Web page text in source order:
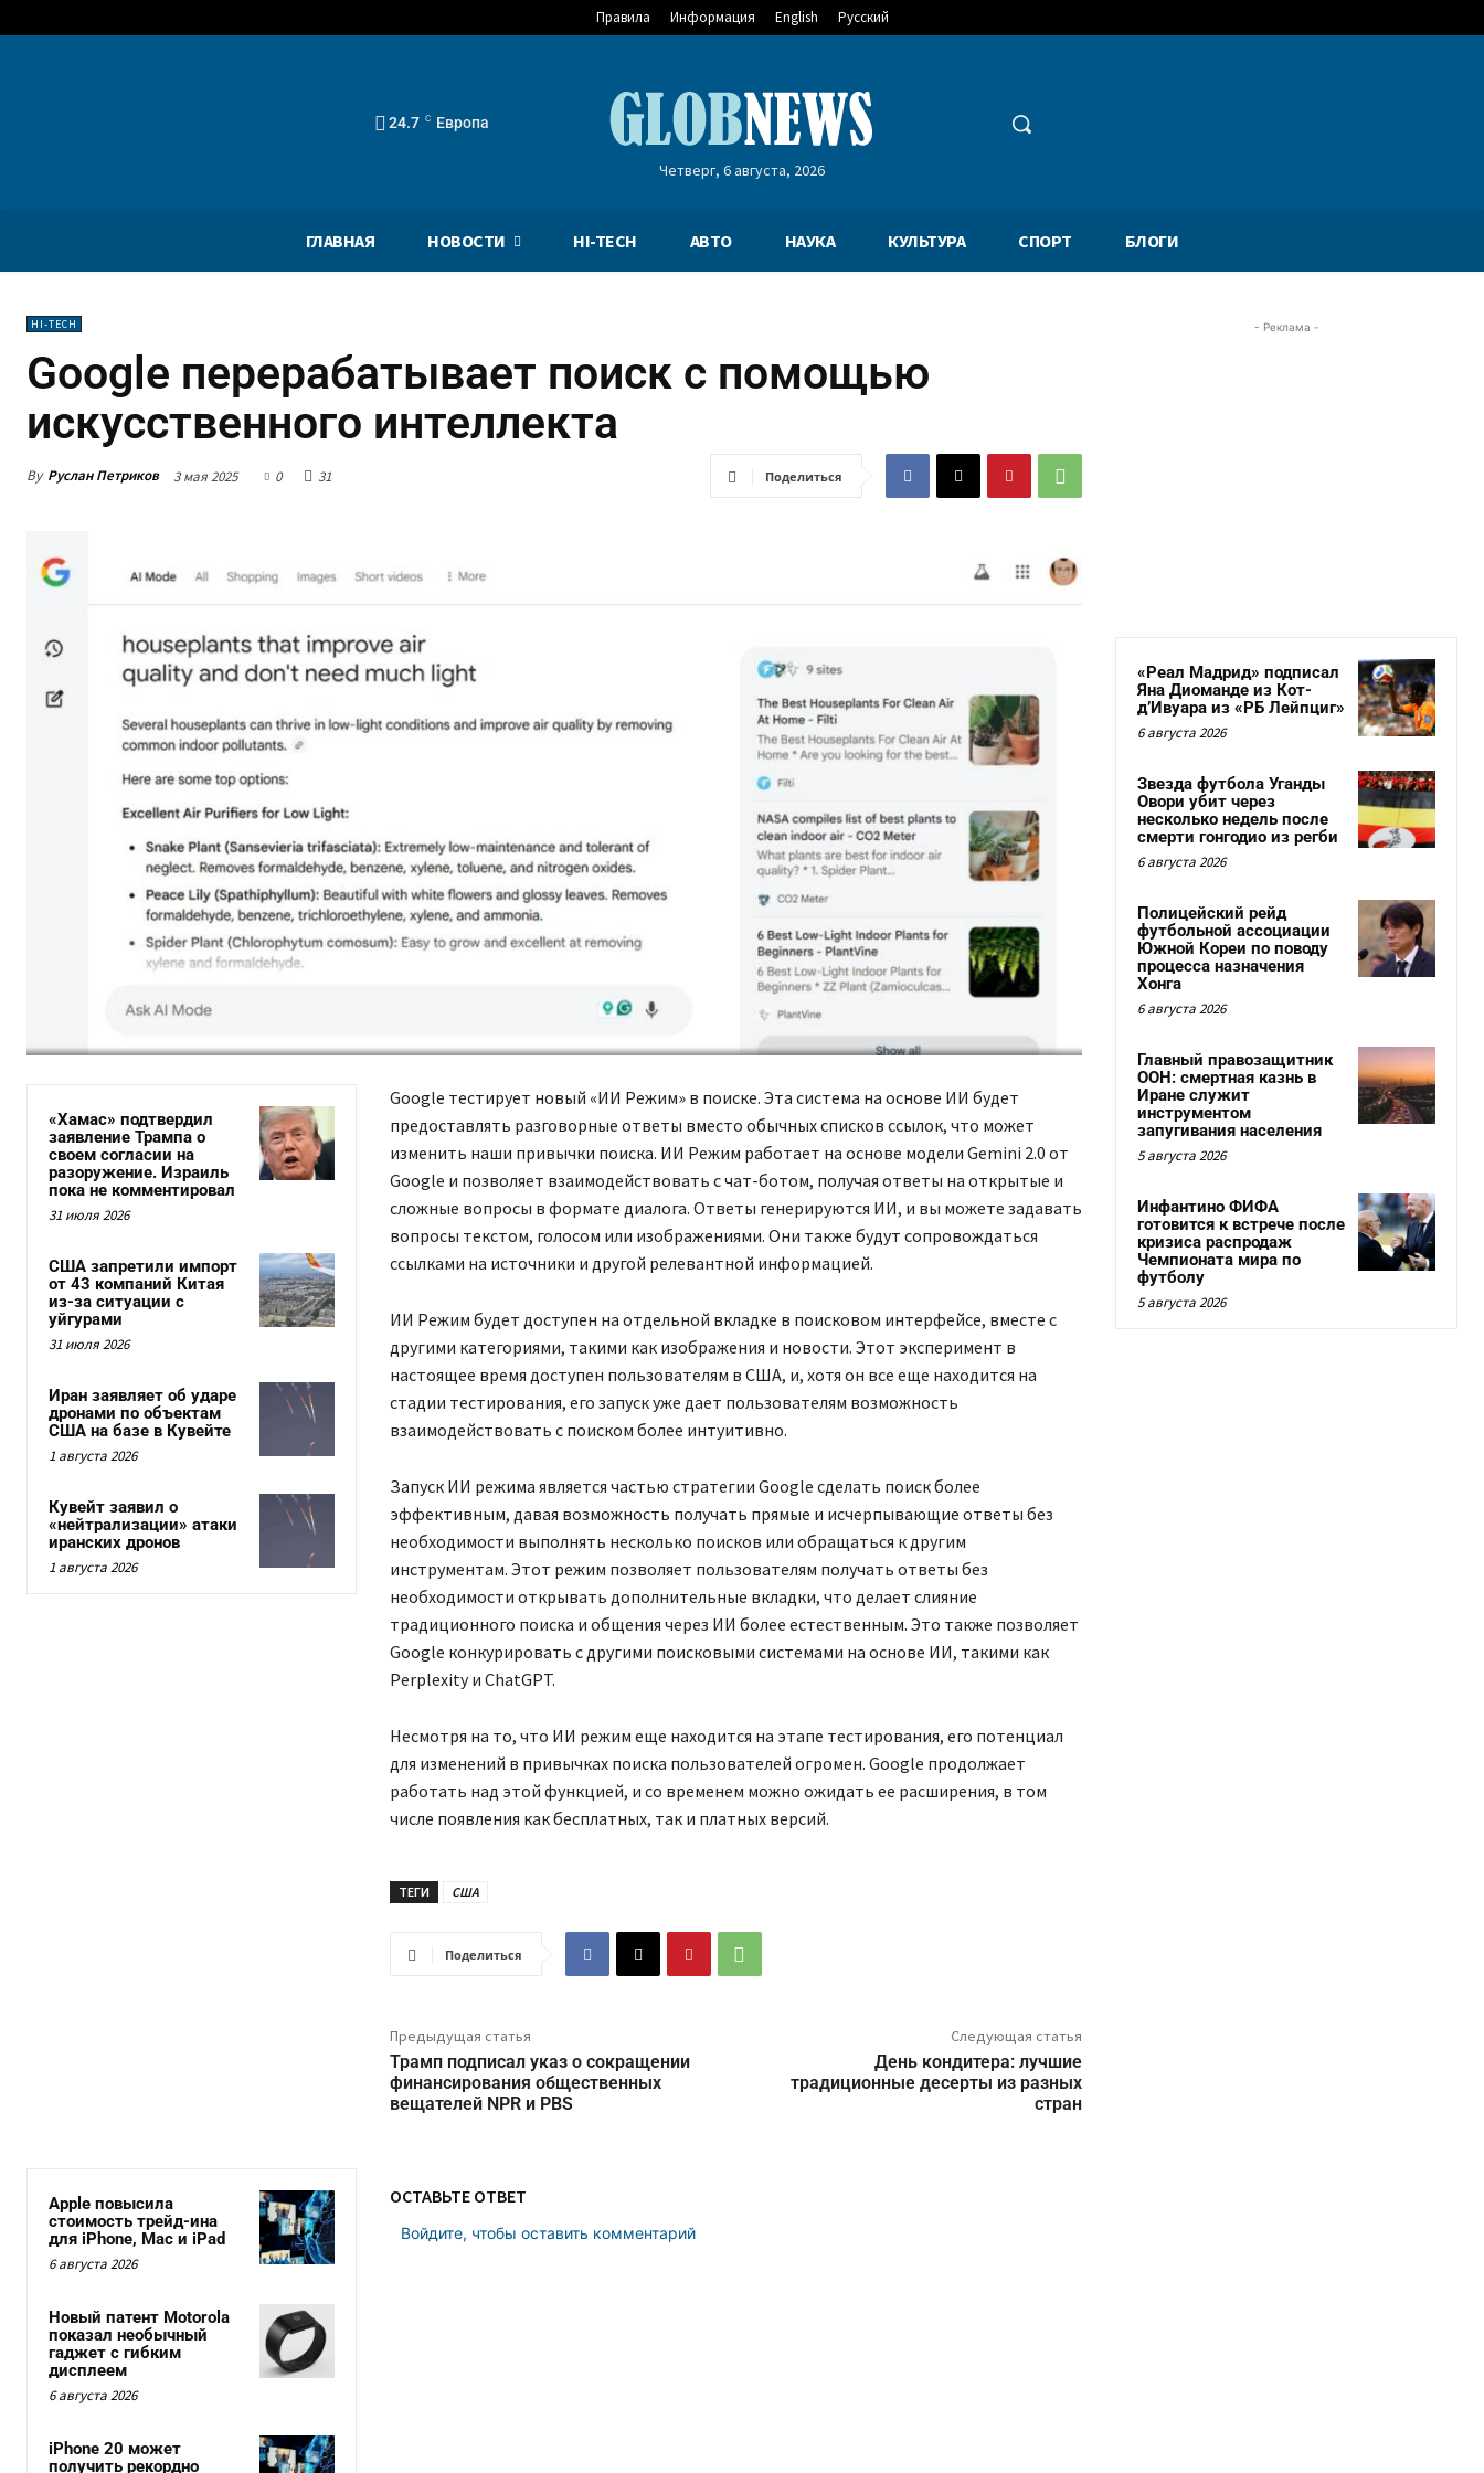
Правила Информация English Русский
24.7 C Европа
Четверг, 6 августа, 2026
ГЛАВНАЯ НОВОСТИ HI-TECH АВТО НАУКА КУЛЬТУРА СПОРТ БЛОГИ
HI-TECH
Google перерабатывает поиск с помощью
искусственного интеллекта
By Руслан Петриков 3 мая 2025 0 31 Поделиться
«Хамас» подтвердил
заявление Трампа о
своем согласии на
разоружение. Израиль
пока не комментировал
31 июля 2026
США запретили импорт
от 43 компаний Китая
из-за ситуации с
уйгурами
31 июля 2026
Иран заявляет об ударе
дронами по объектам
США на базе в Кувейте
1 августа 2026
Кувейт заявил о
«нейтрализации» атаки
иранских дронов
1 августа 2026
Google тестирует новый «ИИ Режим» в поиске. Эта система на основе ИИ будет
предоставлять разговорные ответы вместо обычных списков ссылок, что может
изменить наши привычки поиска. ИИ Режим работает на основе модели Gemini 2.0 от
Google и позволяет взаимодействовать с чат-ботом, получая ответы на открытые и
сложные вопросы в формате диалога. Ответы генерируются ИИ, и вы можете задавать
вопросы текстом, голосом или изображениями. Они также будут сопровождаться
ссылками на источники и другой релевантной информацией.
ИИ Режим будет доступен на отдельной вкладке в поисковом интерфейсе, вместе с
другими категориями, такими как изображения и новости. Этот эксперимент в
настоящее время доступен пользователям в США, и, хотя он все еще находится на
стадии тестирования, его запуск уже дает пользователям возможность
взаимодействовать с поиском более интуитивно.
Запуск ИИ режима является частью стратегии Google сделать поиск более
эффективным, давая возможность получать прямые и исчерпывающие ответы без
необходимости выполнять несколько поисков или обращаться к другим
инструментам. Этот режим позволяет пользователям получать ответы без
необходимости открывать дополнительные вкладки, что делает слияние
традиционного поиска и общения через ИИ более естественным. Это также позволяет
Google конкурировать с другими поисковыми системами на основе ИИ, такими как
Perplexity и ChatGPT.
Несмотря на то, что ИИ режим еще находится на этапе тестирования, его потенциал
для изменений в привычках поиска пользователей огромен. Google продолжает
работать над этой функцией, и со временем можно ожидать ее расширения, в том
числе появления как бесплатных, так и платных версий.
ТЕГИ США
Поделиться
Предыдущая статья
Трамп подписал указ о сокращении
финансирования общественных
вещателей NPR и PBS
Следующая статья
День кондитера: лучшие
традиционные десерты из разных
стран
Apple повысила
стоимость трейд-ина
для iPhone, Mac и iPad
6 августа 2026
Новый патент Motorola
показал необычный
гаджет с гибким
дисплеем
6 августа 2026
iPhone 20 может
получить рекордно
ОСТАВЬТЕ ОТВЕТ
Войдите, чтобы оставить комментарий
- Реклама -
«Реал Мадрид» подписал
Яна Диоманде из Кот-
д’Ивуара из «РБ Лейпциг»
6 августа 2026
Звезда футбола Уганды
Овори убит через
несколько недель после
смерти гонгодио из регби
6 августа 2026
Полицейский рейд
футбольной ассоциации
Южной Кореи по поводу
процесса назначения
Хонга
6 августа 2026
Главный правозащитник
ООН: смертная казнь в
Иране служит
инструментом
запугивания населения
5 августа 2026
Инфантино ФИФА
готовится к встрече после
кризиса распродаж
Чемпионата мира по
футболу
5 августа 2026